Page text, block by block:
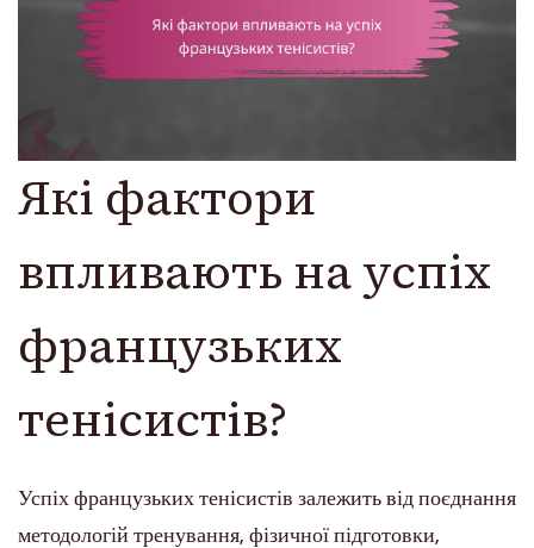
Які фактори
впливають на успіх
французьких
тенісистів?
Успіх французьких тенісистів залежить від поєднання
методологій тренування, фізичної підготовки,